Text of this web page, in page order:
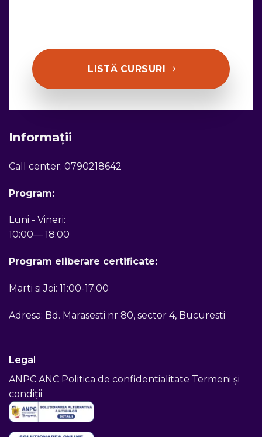
LISTĂ CURSURI
Informații
Call center: 0790218642
Program:
Luni - Vineri:
10:00— 18:00
Program eliberare certificate:
Marti si Joi: 11:00-17:00
Adresa: Bd. Marasesti nr 80, sector 4, Bucuresti
Legal
ANPC ANC Politica de confidentialitate Termeni și
condiții